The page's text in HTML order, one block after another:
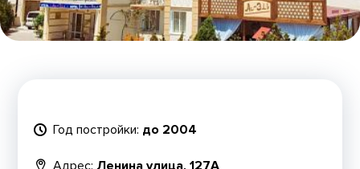
Год постройки: до 2004
Адрес: Ленина улица, 127А